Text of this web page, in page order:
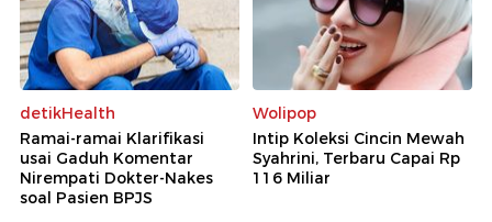
detikHealth
Ramai-ramai Klarifikasi
usai Gaduh Komentar
Nirempati Dokter-Nakes
soal Pasien BPJS
Wolipop
Intip Koleksi Cincin Mewah
Syahrini, Terbaru Capai Rp
116 Miliar